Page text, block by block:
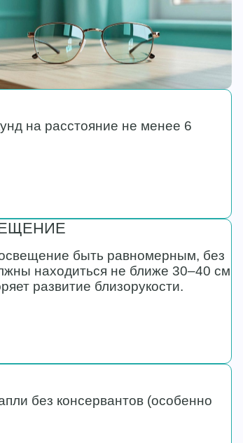
на расстояние не менее 6
быть равномерным, без
находиться не ближе 30–40 см
развитие близорукости.
без консервантов (особенно